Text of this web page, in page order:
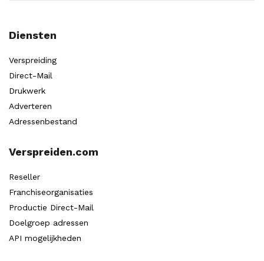
Diensten
Verspreiding
Direct-Mail
Drukwerk
Adverteren
Adressenbestand
Verspreiden.com
Reseller
Franchiseorganisaties
Productie Direct-Mail
Doelgroep adressen
API mogelijkheden